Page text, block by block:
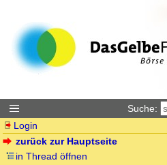
Suche:
Login
zurück zur Hauptseite
in Thread öffnen